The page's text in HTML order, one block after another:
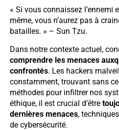
« Si vous connaissez l’ennemi
même, vous n’aurez pas à
batailles. » – Sun Tzu.
Dans notre contexte actuel,
comprendre les menaces
confrontés. Les hackers
constamment, trouvant sans
méthodes pour infiltrer nos
éthique, il est crucial d’être
dernières menaces,
de cybersécurité.